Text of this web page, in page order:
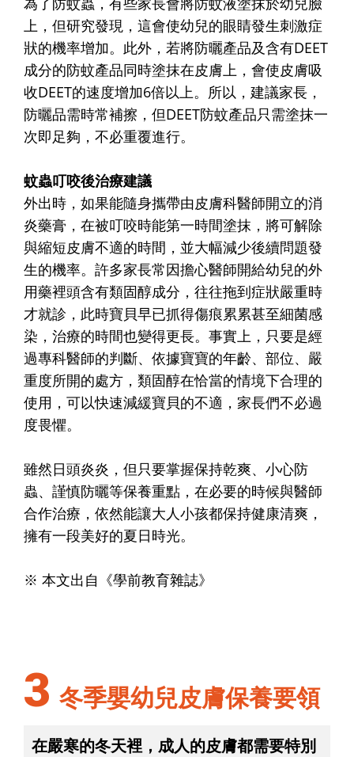
上，但研究發現，這會使幼兒的眼睛發生刺激症
狀的機率增加。此外，若將防曬產品及含有DEET
成分的防蚊產品同時塗抹在皮膚上，會使皮膚吸
收DEET的速度增加6倍以上。所以，建議家長，
防曬品需時常補擦，但DEET防蚊產品只需塗抹一
次即足夠，不必重覆進行。
蚊蟲叮咬後治療建議
外出時，如果能隨身攜帶由皮膚科醫師開立的消
炎藥膏，在被叮咬時能第一時間塗抹，將可解除
與縮短皮膚不適的時間，並大幅減少後續問題發
生的機率。許多家長常因擔心醫師開給幼兒的外
用藥裡頭含有類固醇成分，往往拖到症狀嚴重時
才就診，此時寶貝早已抓得傷痕累累甚至細菌感
染，治療的時間也變得更長。事實上，只要是經
過專科醫師的判斷、依據寶寶的年齡、部位、嚴
重度所開的處方，類固醇在恰當的情境下合理的
使用，可以快速減緩寶貝的不適，家長們不必過
度畏懼。
雖然日頭炎炎，但只要掌握保持乾爽、小心防
蟲、謹慎防曬等保養重點，在必要的時候與醫師
合作治療，依然能讓大人小孩都保持健康清爽，
擁有一段美好的夏日時光。
※ 本文出自《學前教育雜誌》
3 冬季嬰幼兒皮膚保養要領
在嚴寒的冬天裡，成人的皮膚都需要特別